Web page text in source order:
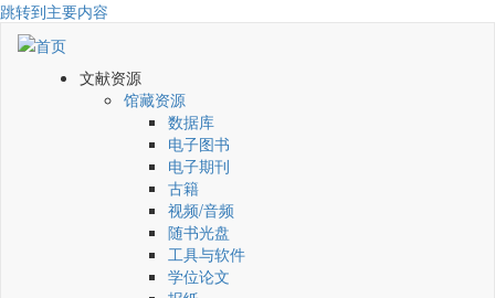
跳转到主要内容
文献资源
馆藏资源
数据库
电子图书
电子期刊
古籍
视频/音频
随书光盘
工具与软件
学位论文